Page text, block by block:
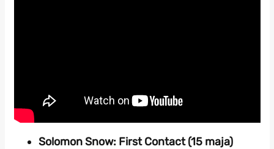
Solomon Snow: First Contact (15 maja)